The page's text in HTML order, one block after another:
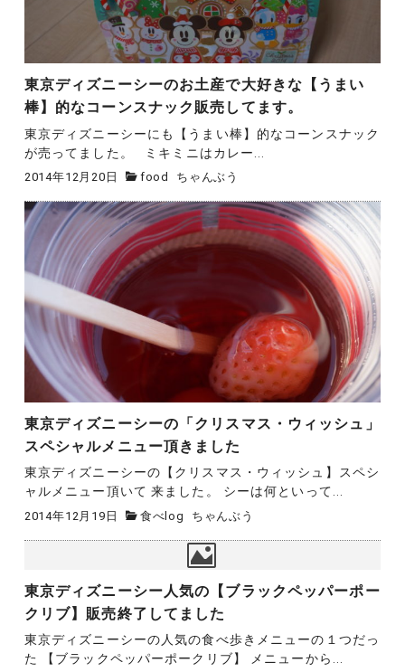
東京ディズニーシーのお土産で大好きな【うまい
棒】的なコーンスナック販売してます。
東京ディズニーシーにも【うまい棒】的なコーンスナック
が売ってました。 ミキミニはカレー...
2014年12月20日 food ちゃんぶう
東京ディズニーシーの「クリスマス・ウィッシュ」
スペシャルメニュー頂きました
東京ディズニーシーの【クリスマス・ウィッシュ】スペシ
ャルメニュー頂いて 来ました。 シーは何といって...
2014年12月19日 食べlog ちゃんぶう
東京ディズニーシー人気の【ブラックペッパーポー
クリブ】販売終了してました
東京ディズニーシーの人気の食べ歩きメニューの１つだっ
た 【ブラックペッパーポークリブ】 メニューから...